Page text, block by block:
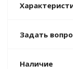
Задать
Наличие